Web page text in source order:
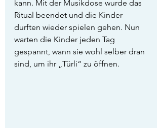
kann. Mit der Musikdose wurde das
Ritual beendet und die Kinder
durften wieder spielen gehen. Nun
warten die Kinder jeden Tag
gespannt, wann sie wohl selber dran
sind, um ihr „Türli“ zu öffnen.